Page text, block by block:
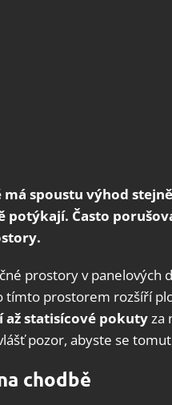
spoustu výhod
potýkají. Často
prostory v panelových
tímto prostorem rozšíří
statisícové pokutyza
pozor, abyste se
chodbě